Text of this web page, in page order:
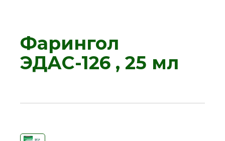
Фарингол
ЭДАС-126 , 25 мл